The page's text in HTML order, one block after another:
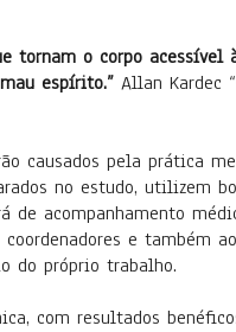
tornam o corpo acessível
espírito.” Allan Kardec
pela prática
no estudo, utilizem
de acompanhamento
e também
do próprio trabalho.
resultados benéficos